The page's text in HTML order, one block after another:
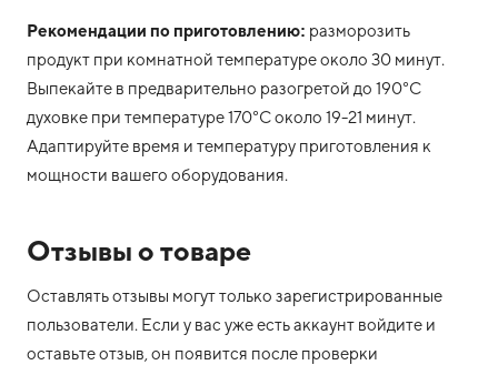
Рекомендации по приготовлению: разморозить
продукт при комнатной температуре около 30 минут.
Выпекайте в предварительно разогретой до 190°С
духовке при температуре 170°С около 19-21 минут.
Адаптируйте время и температуру приготовления к
мощности вашего оборудования.
Отзывы о товаре
Оставлять отзывы могут только зарегистрированные
пользователи. Если у вас уже есть аккаунт войдите и
оставьте отзыв, он появится после проверки